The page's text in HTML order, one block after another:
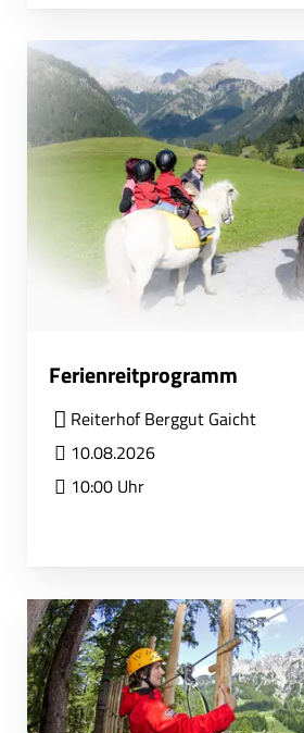
Ferienreitprogramm
Reiterhof Berggut Gaicht
10.08.2026
10:00 Uhr